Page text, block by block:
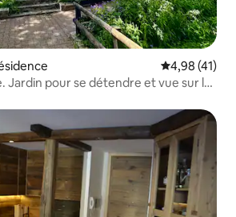
Évaluation
4,98 (41)
Jardin pour se détendre et vue sur le